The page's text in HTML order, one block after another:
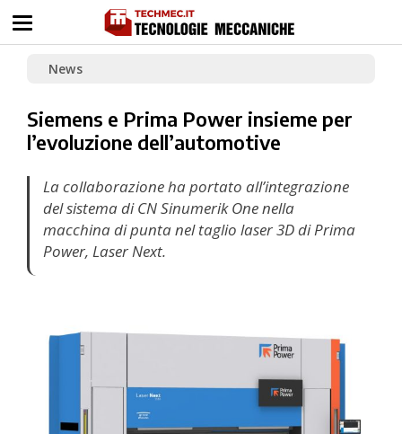
News
Siemens e Prima Power insieme per
l’evoluzione dell’automotive
La collaborazione ha portato all’integrazione
del sistema di CN Sinumerik One nella
macchina di punta nel taglio laser 3D di Prima
Power, Laser Next.